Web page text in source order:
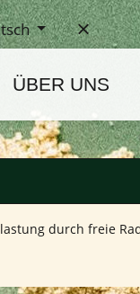
ÜBER UNS
durch freie